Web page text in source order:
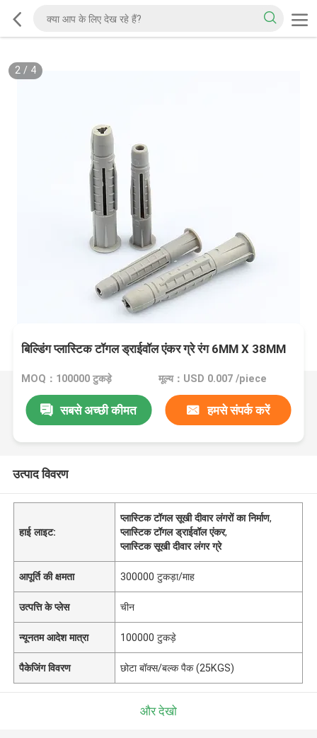
2/ 4
बिल्डिंग प्लास्टिक टॉगल ड्राईवॉल एंकर ग्रे रंग 6MM X 38MM
MOQ：100000 टुकड़े मूल्य：USD 0.007 /piece
सबसे अच्छी कीमत हमसे संपर्क करें
उत्पाद विवरण
हाई लाइट:
प्लास्टिक टॉगल सूखी दीवार लंगरों का निर्माण,
प्लास्टिक टॉगल ड्राईवॉल एंकर,
प्लास्टिक सूखी दीवार लंगर ग्रे
आपूर्ति की क्षमता 300000 टुकड़ा/माह
उत्पत्ति के प्लेस चीन
न्यूनतम आदेश मात्रा 100000 टुकड़े
पैकेजिंग विवरण छोटा बॉक्स/बल्क पैक (25KGS)
और देखो